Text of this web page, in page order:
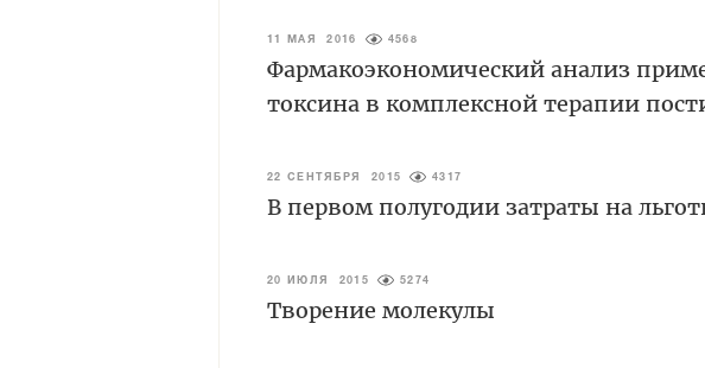
11 МАЯ 2016 4568
Фармакоэкономический анализ
токсина в комплексной терапии
22 СЕНТЯБРЯ 2015 4317
В первом полугодии затраты на
20 ИЮЛЯ 2015 5274
Творение молекулы